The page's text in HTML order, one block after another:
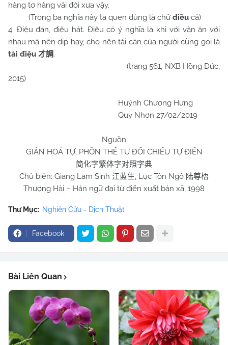
hàng tơ hàng vải đời xưa vậy.
(Trong ba nghĩa này ta quen dùng là chữđiều cả)
4: Điệu đàn, điệu hát. Điệu có ý nghĩa là khi với vận ăn với
nhau mà nên dịp hay, cho nên tài cán của người cũng gọi là
tài điệu 才調.
(trang 561, NXB Hồng Đức,
2015)
Huỳnh Chương Hưng
Quy Nhơn 27/02/2019
Nguồn
GIẢN HOÁ TỰ, PHỒN THỂ TỰ ĐỐI CHIẾU TỰ ĐIỂN
简化字繁体字对照字典
Chủ biên: Giang Lam Sinh 江蓝生, Lục Tôn Ngô 陆尊梧
Thượng Hải – Hán ngữ đại từ điển xuất bản xã, 1998
Thư Mục: Nghiên Cứu - Dịch Thuật
Facebook
Bài Liên Quan